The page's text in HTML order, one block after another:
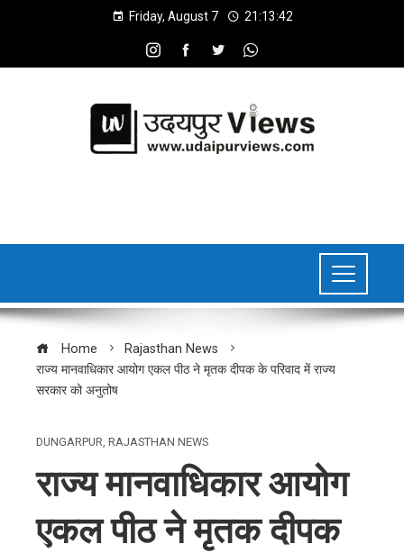
Friday, August 7 21:13:43
Home
Rajasthan News
राज्य मानवाधिकार आयोग एकल पीठ ने मृतक दीपक के परिवाद में राज्य
सरकार को अनुतोष
DUNGARPUR, RAJASTHAN NEWS
राज्य मानवाधिकार आयोग
एकल पीठ ने मृतक दीपक